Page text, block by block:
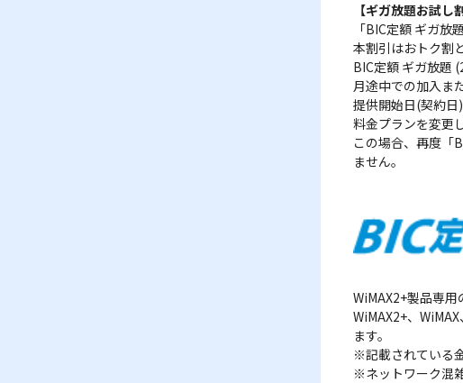
【ギガ放題お試し
「BIC定額 ギガ
本割引はおトク割
BIC定額 ギガ放題
月途中での加入ま
提供開始日(契約日
料金プランを変更
この場合、再度「
ません。
WiMAX2+製品専用
WiMAX2+、
ます。
※記載されている
※ネットワーク混